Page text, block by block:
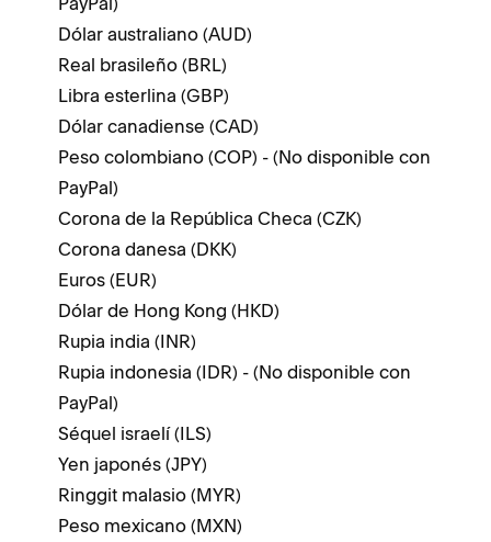
Dólar australiano (AUD)
Real brasileño (BRL)
Libra esterlina (GBP)
Dólar canadiense (CAD)
Peso colombiano (COP) - (No disponible con
PayPal)
Corona de la República Checa (CZK)
Corona danesa (DKK)
Euros (EUR)
Dólar de Hong Kong (HKD)
Rupia india (INR)
Rupia indonesia (IDR) - (No disponible con
PayPal)
Séquel israelí (ILS)
Yen japonés (JPY)
Ringgit malasio (MYR)
Peso mexicano (MXN)